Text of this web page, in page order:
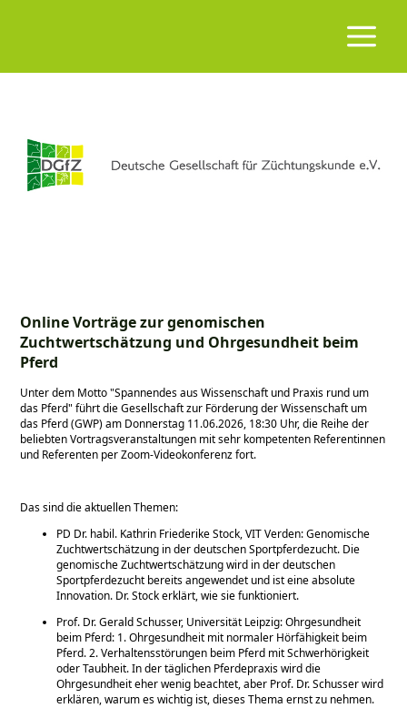
Online Vorträge zur genomischen
Zuchtwertschätzung und Ohrgesundheit beim
Pferd
Unter dem Motto Spannendes aus Wissenschaft und Praxis rund um
das Pferd führt die Gesellschaft zur Förderung der Wissenschaft um
das Pferd (GWP) am Donnerstag 11.06.2026, 18:30 Uhr, die Reihe der
beliebten Vortragsveranstaltungen mit sehr kompetenten Referentinnen
und Referenten per Zoom-Videokonferenz fort.
Das sind die aktuellen Themen:
PD Dr. habil. Kathrin Friederike Stock, VIT Verden: Genomische
Zuchtwertschätzung in der deutschen Sportpferdezucht. Die
genomische Zuchtwertschätzung wird in der deutschen
Sportpferdezucht bereits angewendet und ist eine absolute
Innovation. Dr. Stock erklärt, wie sie funktioniert.
Prof. Dr. Gerald Schusser, Universität Leipzig: Ohrgesundheit
beim Pferd: 1. Ohrgesundheit mit normaler Hörfähigkeit beim
Pferd. 2. Verhaltensstörungen beim Pferd mit Schwerhörigkeit
oder Taubheit. In der täglichen Pferdepraxis wird die
Ohrgesundheit eher wenig beachtet, aber Prof. Dr. Schusser wird
erklären, warum es wichtig ist, dieses Thema ernst zu nehmen.